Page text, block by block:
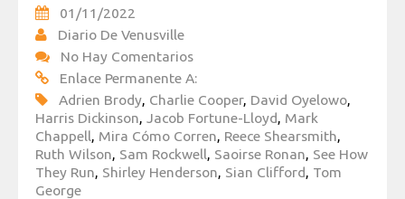
01/11/2022
Diario De Venusville
No Hay Comentarios
Enlace Permanente A:
Adrien Brody, Charlie Cooper, David Oyelowo,
Harris Dickinson, Jacob Fortune-Lloyd, Mark
Chappell, Mira Cómo Corren, Reece Shearsmith,
Ruth Wilson, Sam Rockwell, Saoirse Ronan, See How
They Run, Shirley Henderson, Sian Clifford, Tom
George